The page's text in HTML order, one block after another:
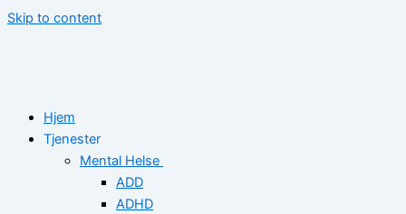
Skip to content
Hjem
Tjenester
Mental Helse
ADD
ADHD